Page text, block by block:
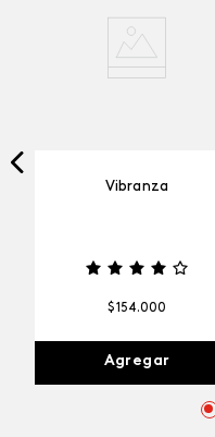
Vibranza
$154.000
Agregar